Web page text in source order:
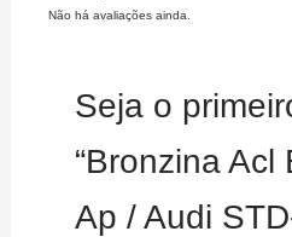
Não há avaliações ainda.
Seja o
“Bronzina Acl
Ap / Audi